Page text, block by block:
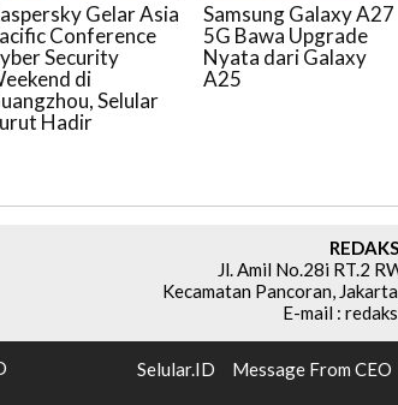
Gelar Asia
Conference
Security
di
Selular
Hadir
Samsung Galaxy A27
5G Bawa Upgrade
Nyata dari Galaxy
A25
Jl. Amil No.28i RT.2
Kecamatan Pancoran,
E-mail :
Selular.ID Message From CEO